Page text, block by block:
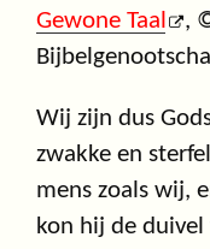
Gewone Taal
,
Wij zijn dus
zwakke en
mens zoals wij,
kon hij de